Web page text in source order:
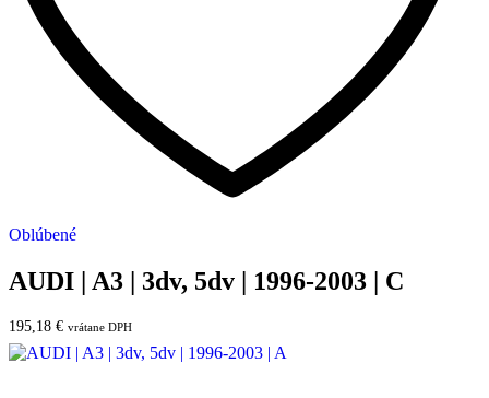
Oblúbené
AUDI | A3 | 3dv, 5dv | 1996-2003 | C
195,18 € vrátane DPH